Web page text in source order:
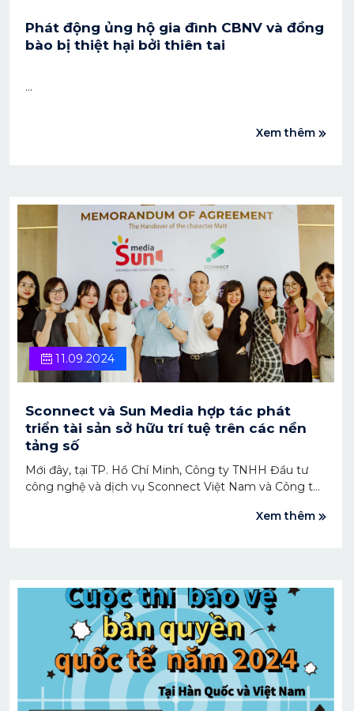
Phát động ủng hộ gia đình CBNV và đồng
bào bị thiệt hại bởi thiên tai
Xem thêm
11.09.2024
Sconnect và Sun Media hợp tác phát
triển tài sản sở hữu trí tuệ trên các nền
tảng số
Mới đây, tại TP. Hồ Chí Minh, Công ty TNHH Đầu tư
công nghệ và dịch vụ Sconnect Việt Nam và Công ty
Media) đã tổ chức lễ ký kết hợp tác phát triển tài sản
Xem thêm